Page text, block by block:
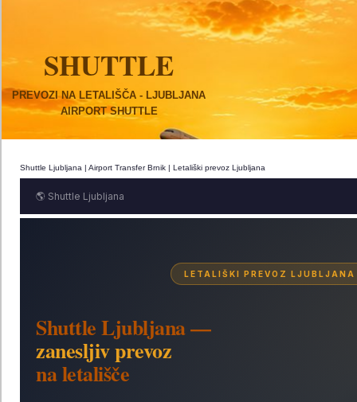
SHUTTLE
PREVOZI NA LETALIŠČA - LJUBLJANA
AIRPORT SHUTTLE
Shuttle Ljubljana | Airport Transfer Brnik | Letališki prevoz Ljubljana
🌎 Shuttle Ljubljana
LETALIŠKI PREVOZ LJUBLJANA
Shuttle Ljubljana —
zanesljiv prevoz
na letališče